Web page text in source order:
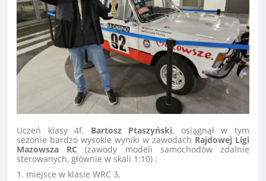
Uczeń klasy 4f, Bartosz Ptaszyński, osiągnął w tym
sezonie bardzo wysokie wyniki w zawodach Rajdowej Ligi
Mazowsza RC(zawody modeli samochodów zdalnie
sterowanych, głównie w skali 1:10) :
1. miejsce w klasie WRC 3,